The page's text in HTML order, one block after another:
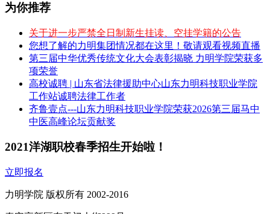
为你推荐
关于进一步严禁全日制新生挂读、空挂学籍的公告
您想了解的力明集团情况都在这里！敬请观看视频直播
第三届中华优秀传统文化大会表彰揭晓 力明学院荣获多
项荣誉
高校诚聘 | 山东省法律援助中心山东力明科技职业学院
工作站诚聘法律工作者
齐鲁壹点---山东力明科技职业学院荣获2026第三届马中
中医高峰论坛贡献奖
2021洋湖职校春季招生开始啦！
立即报名
力明学院 版权所有 2002-2016